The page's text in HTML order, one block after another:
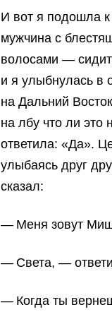
И вот я подошла
мужчина с
волосами —
и я улыбнулась в
на Дальний
на лбу что ли
ответила: «Да».
улыбаясь друг
сказал:
— Меня зовут
— Света, —
— Когда ты